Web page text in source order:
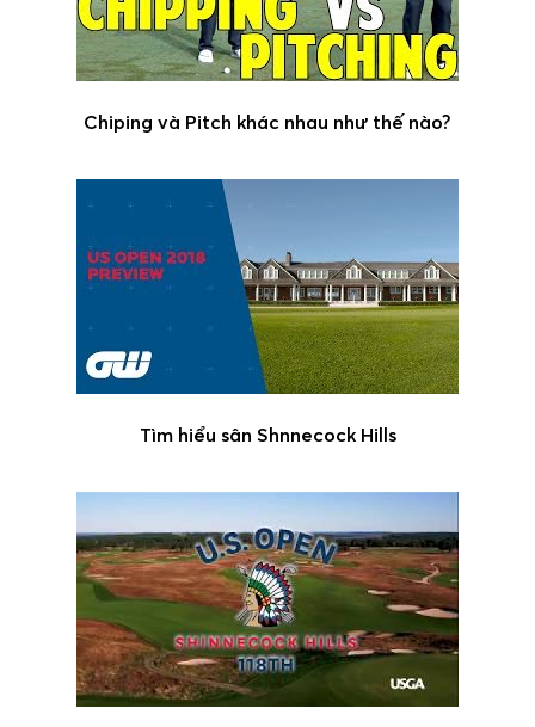
Chiping và Pitch khác nhau như thế nào?
Tìm hiểu sân Shnnecock Hills